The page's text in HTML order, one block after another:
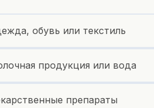
обувь или текстиль
продукция или вода
препараты